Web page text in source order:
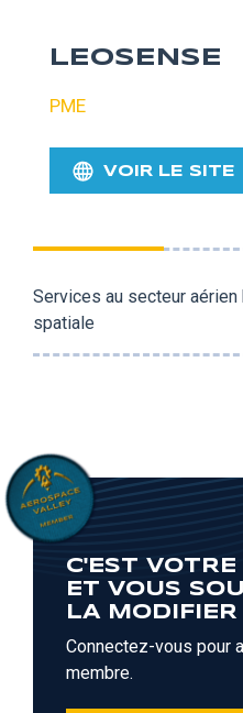
LEOSENSE
PME
VOIR LE SITE
Services au secteur
spatiale
C'EST VOTRE
ET VOUS
LA MODIFIER
Connectez-vous pour
membre.